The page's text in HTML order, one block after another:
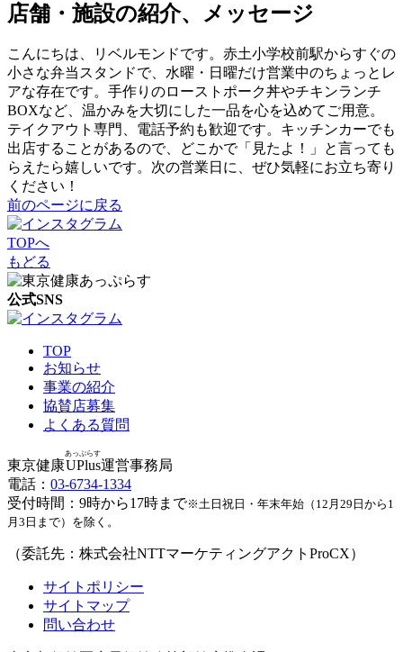
店舗・施設の紹介、メッセージ
こんにちは、リベルモンドです。赤土小学校前駅からすぐの
小さな弁当スタンドで、水曜・日曜だけ営業中のちょっとレ
アな存在です。手作りのローストポーク丼やチキンランチ
BOXなど、温かみを大切にした一品を心を込めてご用意。
テイクアウト専門、電話予約も歓迎です。キッチンカーでも
出店することがあるので、どこかで「見たよ！」と言っても
らえたら嬉しいです。次の営業日に、ぜひ気軽にお立ち寄り
ください！
前のページに戻る
TOPへ
もどる
公式SNS
TOP
お知らせ
事業の紹介
協賛店募集
よくある質問
東京健康UPlus
あっぷらす
運営事務局
電話： 03-6734-1334
受付時間：9時から17時まで※土日祝日・年末年始（12月29日から1
月3日まで）を除く。
（委託先：株式会社NTTマーケティングアクトProCX）
サイトポリシー
サイトマップ
問い合わせ